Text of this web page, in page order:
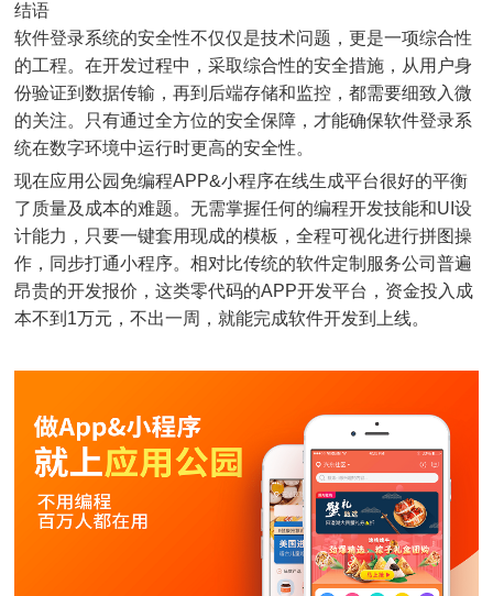
结语
软件登录系统的安全性不仅仅是技术问题，更是一项综合性
的工程。在开发过程中，采取综合性的安全措施，从用户身
份验证到数据传输，再到后端存储和监控，都需要细致入微
的关注。只有通过全方位的安全保障，才能确保软件登录系
统在数字环境中运行时更高的安全性。
现在应用公园免编程APP&小程序在线生成平台很好的平衡
了质量及成本的难题。无需掌握任何的编程开发技能和UI设
计能力，只要一键套用现成的模板，全程可视化进行拼图操
作，同步打通小程序。相对比传统的软件定制服务公司普遍
昂贵的开发报价，这类零代码的APP开发平台，资金投入成
本不到1万元，不出一周，就能完成软件开发到上线。